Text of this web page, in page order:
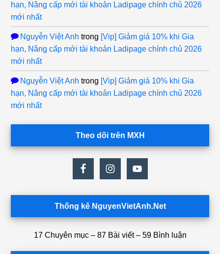
hạn, Nâng cấp mới tài khoản Ladipage chính chủ 2026
mới nhất
Nguyễn Việt Anh trong [Vip] Giảm giá 10% khi Gia
hạn, Nâng cấp mới tài khoản Ladipage chính chủ 2026
mới nhất
Nguyễn Việt Anh trong [Vip] Giảm giá 10% khi Gia
hạn, Nâng cấp mới tài khoản Ladipage chính chủ 2026
mới nhất
Theo dõi trên MXH
Thống kê NguyenVietAnh.Net
17 Chuyên mục – 87 Bài viết – 59 Bình luận